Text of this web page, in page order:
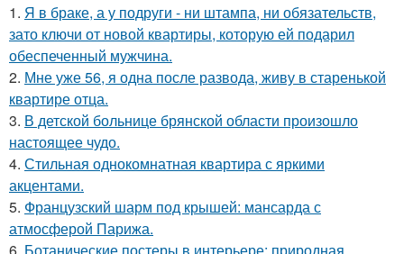
1. Я в браке, а у подруги - ни штампа, ни обязательств,
зато ключи от новой квартиры, которую ей подарил
обеспеченный мужчина.
2. Мне уже 56, я одна после развода, живу в старенькой
квартире отца.
3. В детской больнице брянской области произошло
настоящее чудо.
4. Стильная однокомнатная квартира с яркими
акцентами.
5. Французский шарм под крышей: мансарда с
атмосферой Парижа.
6. Ботанические постеры в интерьере: природная